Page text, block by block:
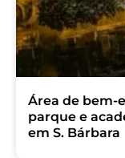
Área de bem-
parque e
em S. Bárbara